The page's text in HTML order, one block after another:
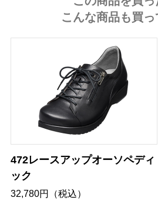
こんな商品も買
472レースアップオーソペディ
ック
32,780円（税込）